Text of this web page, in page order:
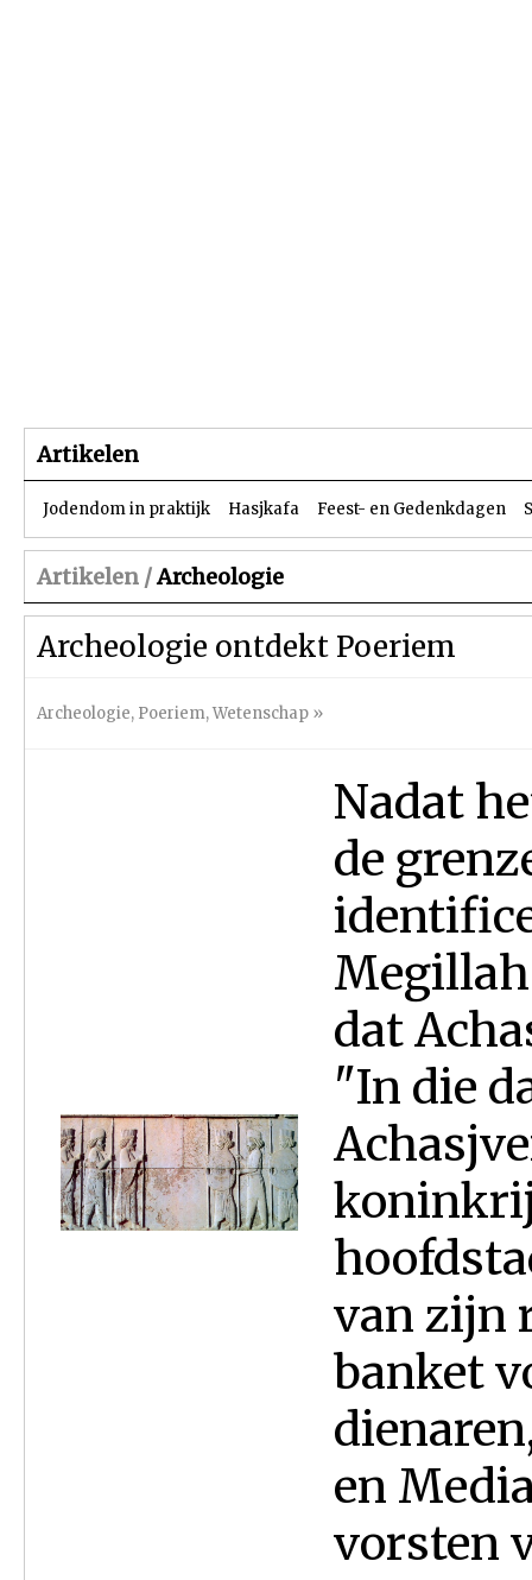
Artikelen
Jodendom in praktijk Hasjkafa Feest- en Gedenkdagen
Artikelen /Archeologie
Archeologie ontdekt Poeriem
Archeologie, Poeriem,Wetenschap »
Nadat
de
dat
"In die
van zijn
banket
en
vorsten